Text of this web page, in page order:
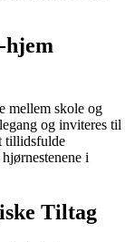
hjem
mellem skole og
og inviteres til
tillidsfulde
i
Tiltag